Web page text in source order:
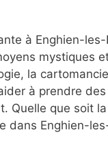
à Enghien-
mystiques
la
à prendre
Quelle que soit
dans Enghien-